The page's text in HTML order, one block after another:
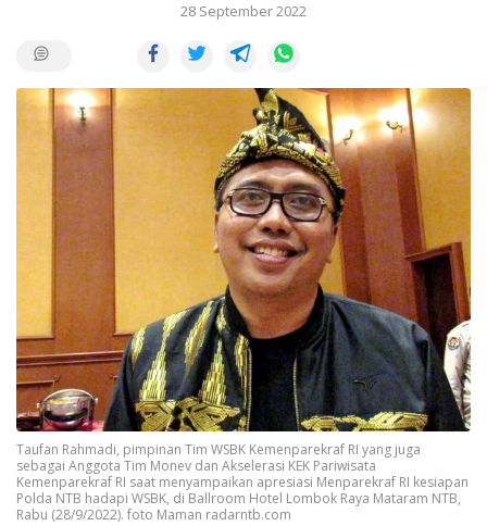
28 September 2022
Taufan Rahmadi, pimpinan Tim WSBK Kemenparekraf RI yang juga
sebagai Anggota Tim Monev dan Akselerasi KEK Pariwisata
Kemenparekraf RI saat menyampaikan apresiasi Menparekraf RI kesiapan
Polda NTB hadapi WSBK, di Ballroom Hotel Lombok Raya Mataram NTB,
Rabu (28/9/2022). foto Maman radarntb.com